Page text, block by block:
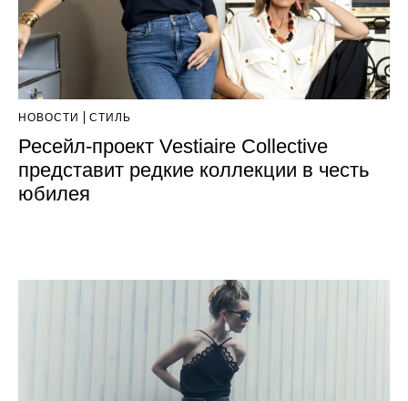
НОВОСТИ СТИЛЬ
Ресейл-проект Vestiaire Collective
представит редкие коллекции в честь
юбилея